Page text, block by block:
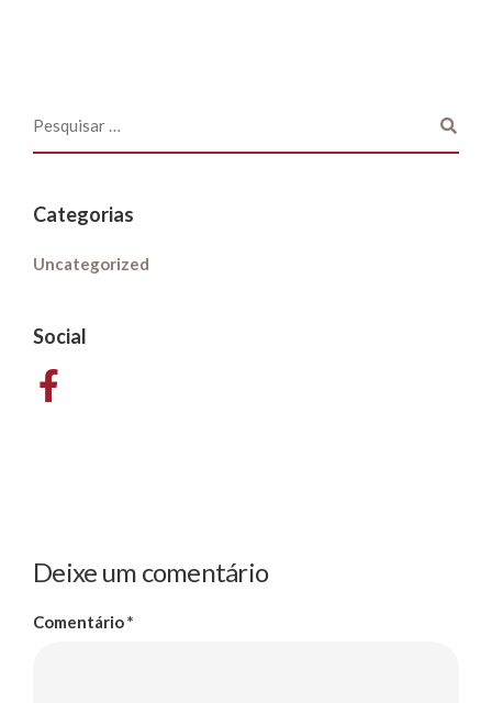
Categorias
Uncategorized
Social
Deixe um comentário
Comentário*